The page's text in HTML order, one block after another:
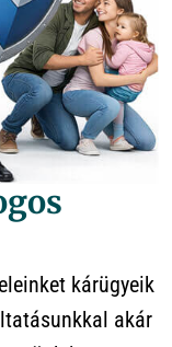
kárügyeik
akár